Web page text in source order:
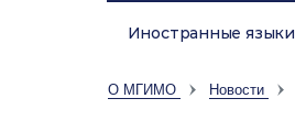
Иностранные языки
О МГИМО Новости